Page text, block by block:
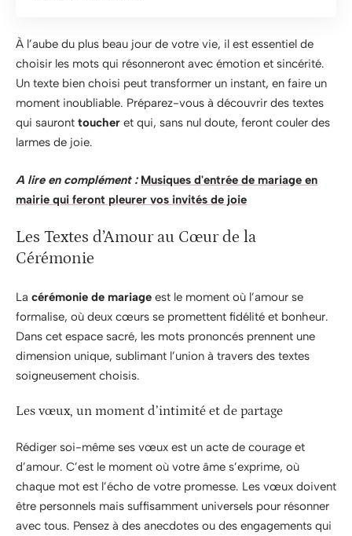
À l’aube du plus beau jour de votre vie, il est essentiel de
choisir les mots qui résonneront avec émotion et sincérité.
Un texte bien choisi peut transformer un instant, en faire un
moment inoubliable. Préparez-vous à découvrir des textes
qui sauront toucher et qui, sans nul doute, feront couler des
larmes de joie.
A lire en complément : Musiques d'entrée de mariage en
mairie qui feront pleurer vos invités de joie
Les Textes d’Amour au Cœur de la
Cérémonie
La cérémonie de mariage est le moment où l’amour se
formalise, où deux cœurs se promettent fidélité et bonheur.
Dans cet espace sacré, les mots prononcés prennent une
dimension unique, sublimant l’union à travers des textes
soigneusement choisis.
Les vœux, un moment d’intimité et de partage
Rédiger soi-même ses vœux est un acte de courage et
d’amour. C’est le moment où votre âme s’exprime, où
chaque mot est l’écho de votre promesse. Les vœux doivent
être personnels mais suffisamment universels pour résonner
avec tous. Pensez à des anecdotes ou des engagements qui